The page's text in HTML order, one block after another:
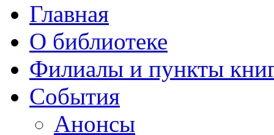
Главная
О библиотеке
Филиалы и пункты
События
Анонсы